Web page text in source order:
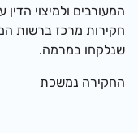
המעורבים ולמיצוי הדין
חקירות מרכז ברשות
שנלקחו במרמה.
החקירה נמשכת